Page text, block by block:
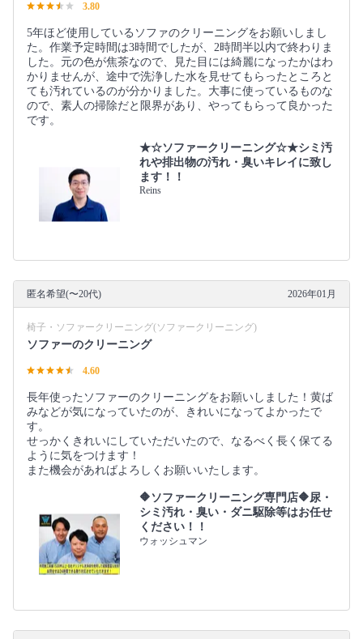
3.80
5年ほど使用しているソファのクリーニングをお願いしまし
た。作業予定時間は3時間でしたが、2時間半以内で終わりま
した。元の色が焦茶なので、見た目には綺麗になったかはわ
かりませんが、途中で洗浄した水を見せてもらったところと
ても汚れているのが分かりました。大事に使っているものな
ので、素人の掃除だと限界があり、やってもらって良かった
です。
★☆ソファークリーニング☆★シミ汚
れや排出物の汚れ・臭いキレイに致し
ます！！
Reins
匿名希望(〜20代) 2026年01月
椅子・ソファークリーニング(ソファークリーニング)
ソファーのクリーニング
4.60
長年使ったソファーのクリーニングをお願いしました！黄ば
みなどが気になっていたのが、きれいになってよかったで
す。
せっかくきれいにしていただいたので、なるべく長く保てる
ように気をつけます！
また機会があればよろしくお願いいたします。
🔶ソファークリーニング専門店🔶尿・
シミ汚れ・臭い・ダニ駆除等はお任せ
ください！！
ウォッシュマン